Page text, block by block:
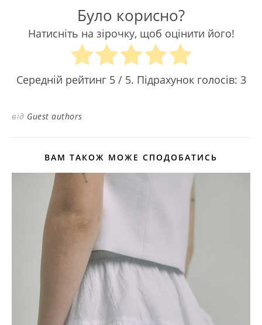
Було корисно?
Натисніть на зірочку, щоб оцінити його!
Середній рейтинг 5/ 5. Підрахунок голосів: 3
від Guest authors
ВАМ ТАКОЖ МОЖЕ СПОДОБАТИСЬ